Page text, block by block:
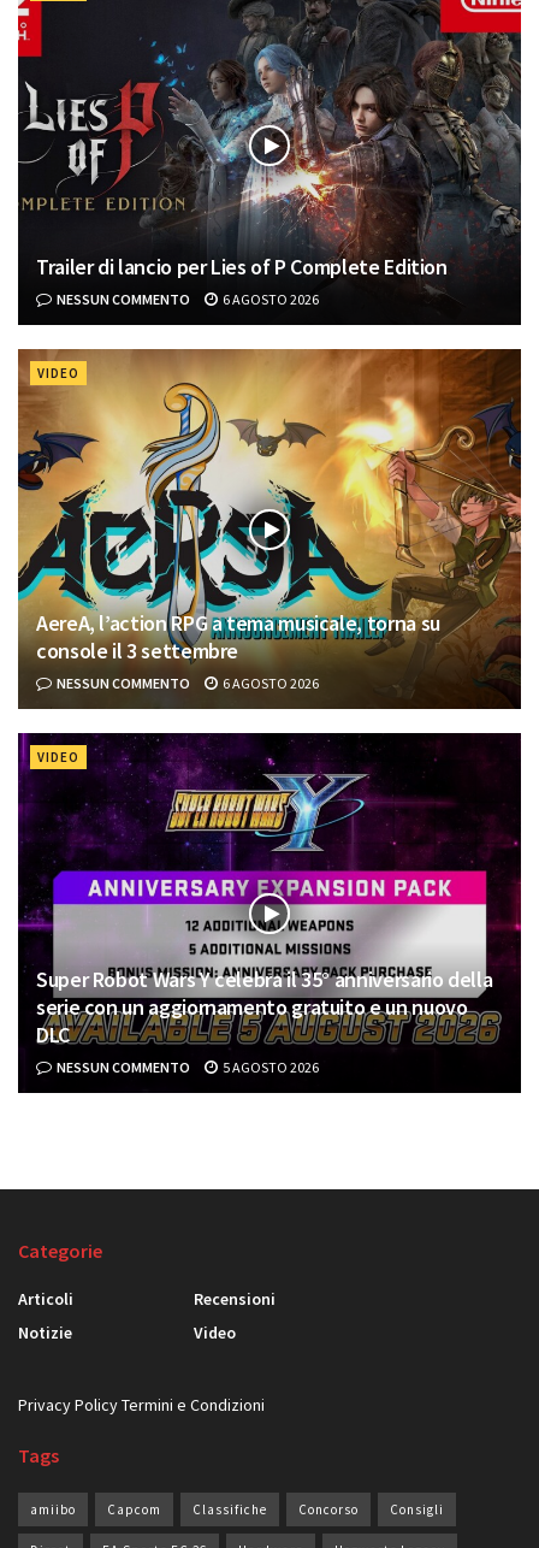
Trailer di lancio per Lies of P Complete Edition
NESSUN COMMENTO 6 AGOSTO 2026
VIDEO
AereA, l’action RPG a tema musicale, torna su
console il 3 settembre
NESSUN COMMENTO 6 AGOSTO 2026
VIDEO
Super Robot Wars Y celebra il 35° anniversario della
serie con un aggiornamento gratuito e un nuovo
DLC
NESSUN COMMENTO 5 AGOSTO 2026
Categorie
Articoli
Notizie
Recensioni
Video
Privacy PolicyTermini e Condizioni
Tags
amiibo Capcom Classifiche Concorso Consigli